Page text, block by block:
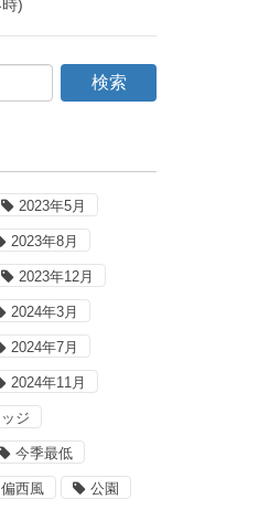
)
2023年5月
2023年8月
2023年12月
2024年3月
2024年7月
2024年11月
ッジ
今季最低
偏西風 公園